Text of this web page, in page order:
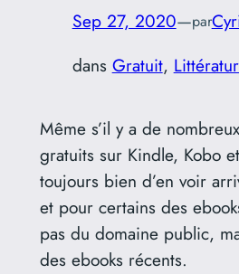
Sep 27, 2020—par
dans Gratuit,
Même s’il y a de
gratuits sur Kindle, Kobo
toujours bien d’en voir
et pour certains des
pas du domaine public,
des ebooks récents.